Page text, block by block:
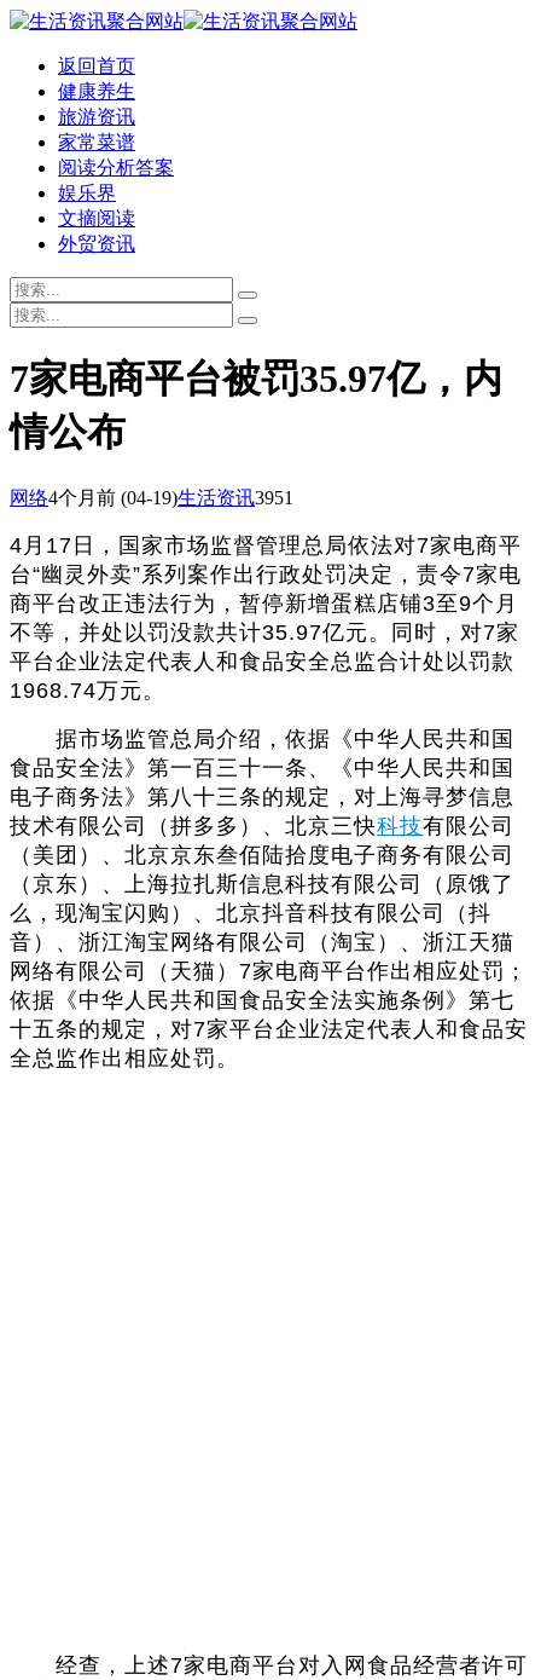
返回首页
健康养生
旅游资讯
家常菜谱
阅读分析答案
娱乐界
文摘阅读
外贸资讯
7家电商平台被罚35.97亿，内
情公布
网络4个月前 (04-19)生活资讯3951
4月17日，国家市场监督管理总局依法对7家电商平
台“幽灵外卖”系列案作出行政处罚决定，责令7家电
商平台改正违法行为，暂停新增蛋糕店铺3至9个月
不等，并处以罚没款共计35.97亿元。同时，对7家
平台企业法定代表人和食品安全总监合计处以罚款
1968.74万元。
据市场监管总局介绍，依据《中华人民共和国
食品安全法》第一百三十一条、《中华人民共和国
电子商务法》第八十三条的规定，对上海寻梦信息
技术有限公司（拼多多）、北京三快科技有限公司
（美团）、北京京东叁佰陆拾度电子商务有限公司
（京东）、上海拉扎斯信息科技有限公司（原饿了
么，现淘宝闪购）、北京抖音科技有限公司（抖
音）、浙江淘宝网络有限公司（淘宝）、浙江天猫
网络有限公司（天猫）7家电商平台作出相应处罚；
依据《中华人民共和国食品安全法实施条例》第七
十五条的规定，对7家平台企业法定代表人和食品安
全总监作出相应处罚。
经查，上述7家电商平台对入网食品经营者许可